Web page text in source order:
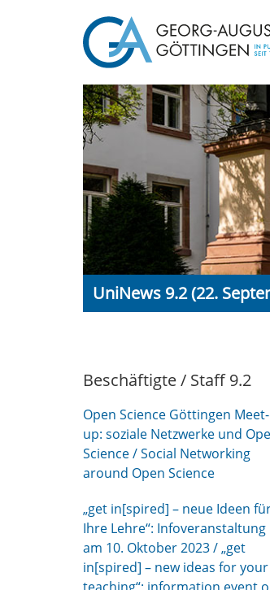
UniNews 9.2 (22.
Beschäftigte / Staff 9.2
Open Science Göttingen Meet-
up: soziale Netzwerke und
Science / Social Networking
around Open Science
„get in[spired] – neue Ideen
Ihre Lehre“: Infoveranstaltung
am 10. Oktober 2023 / „get
in[spired] – new ideas for your